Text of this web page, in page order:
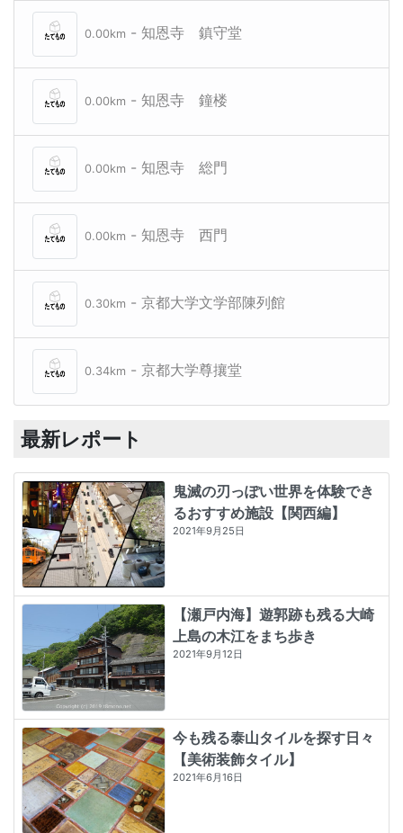
0.00km - 知恩寺 鎮守堂
0.00km - 知恩寺 鐘楼
0.00km - 知恩寺 総門
0.00km - 知恩寺 西門
0.30km - 京都大学文学部陳列館
0.34km - 京都大学尊攘堂
最新レポート
鬼滅の刃っぽい世界を体験でき
るおすすめ施設【関西編】
2021年9月25日
【瀬戸内海】遊郭跡も残る大崎
上島の木江をまち歩き
2021年9月12日
今も残る泰山タイルを探す日々
【美術装飾タイル】
2021年6月16日